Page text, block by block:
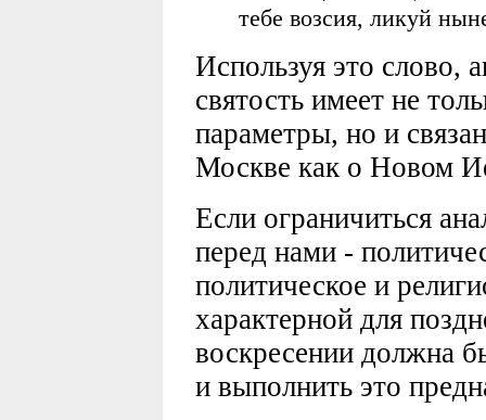
тебе возсия, ликуй
Используя это слово,
святость имеет не
параметры, но и
Москве как о Новом
Если ограничиться
перед нами -
политическое и
характерной для
воскресении должна
и выполнить это